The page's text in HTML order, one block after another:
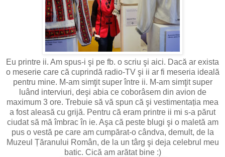
Eu printre ii. Am spus-i şi pe fb. o scriu şi aici. Dacă ar exista
o meserie care că cuprindă radio-TV şi ii ar fi meseria ideală
pentru mine. M-am simţit super între ii. M-am simţit super
luând interviuri, deşi abia ce coborâsem din avion de
maximum 3 ore. Trebuie să vă spun că şi vestimentația mea
a fost aleasă cu grijă. Pentru că eram printre ii mi s-a părut
ciudat să mă îmbrac în ie. Aşa că peste blugi şi o maletă am
pus o vestă pe care am cumpărat-o cândva, demult, de la
Muzeul Țăranului Român, de la un târg şi deja celebrul meu
batic. Cică am arătat bine :)